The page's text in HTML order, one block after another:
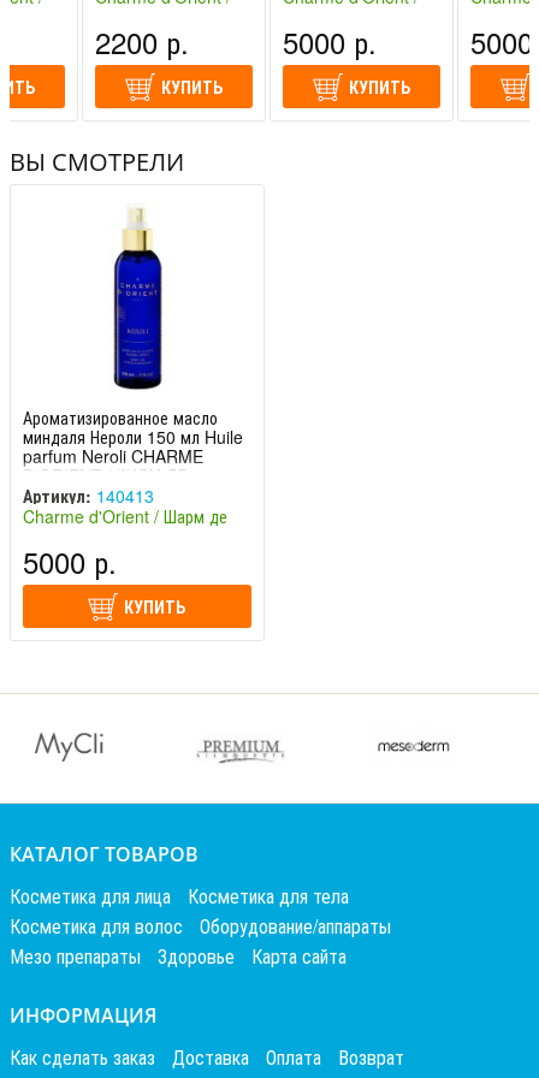
(Франция)
2200 р.
КУПИТЬ
(Франция)
5000 р.
КУПИТЬ
ВЫ СМОТРЕЛИ
Ароматизированное масло
миндаля Нероли 150 мл Huile
parfum Neroli CHARME
D'ORIENT / ШАРМ ДЕ
Артикул: 140413
Charme d'Orient / Шарм де
5000 р.
КУПИТЬ
КАТАЛОГ ТОВАРОВ
Косметика для лица
Косметика для тела
Косметика для волос
Оборудование/аппараты
Мезо препараты
Здоровье Карта сайта
ИНФОРМАЦИЯ
Как сделать заказ Доставка Оплата
Возврат